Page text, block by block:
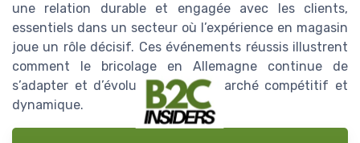
une relation durable et engagée avec les clients,
essentiels dans un secteur où l’expérience en magasin
joue un rôle décisif. Ces événements réussis illustrent
comment le bricolage en Allemagne continue de
s’adapter et d’évoluer dans un marché compétitif et
dynamique.